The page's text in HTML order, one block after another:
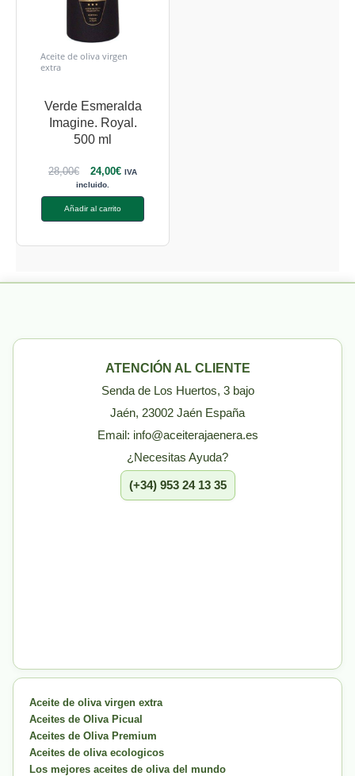
Aceite de oliva virgen
extra
Verde Esmeralda
Imagine. Royal.
500 ml
28,00€ 24,00€ IVA
incluido.
Añadir al carrito
ATENCIÓN AL CLIENTE
Senda de Los Huertos, 3 bajo
Jaén, 23002 Jaén España
Email: info@aceiterajaenera.es
¿Necesitas Ayuda?
(+34) 953 24 13 35
Aceite de oliva virgen extra
Aceites de Oliva Picual
Aceites de Oliva Premium
Aceites de oliva ecologicos
Los mejores aceites de oliva del mundo